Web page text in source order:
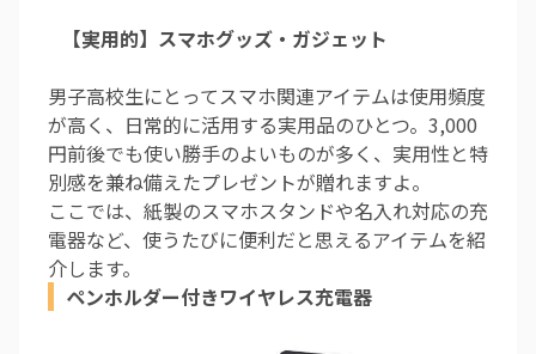
【実用的】スマホグッズ・ガジェット
男子高校生にとってスマホ関連アイテムは使用頻度
が高く、日常的に活用する実用品のひとつ。3,000
円前後でも使い勝手のよいものが多く、実用性と特
別感を兼ね備えたプレゼントが贈れますよ。
ここでは、紙製のスマホスタンドや名入れ対応の充
電器など、使うたびに便利だと思えるアイテムを紹
介します。
ペンホルダー付きワイヤレス充電器